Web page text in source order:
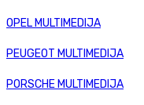
OPEL MULTIMEDIJA
PEUGEOT MULTIMEDIJA
PORSCHE MULTIMEDIJA